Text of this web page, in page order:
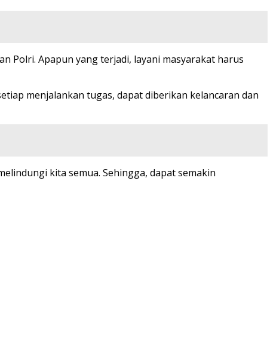
Polri. Apapun yang terjadi, layani masyarakat harus
menjalankan tugas, dapat diberikan kelancaran dan
kita semua. Sehingga, dapat semakin